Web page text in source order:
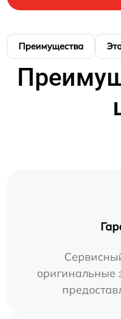
Преимущества
оригинальные